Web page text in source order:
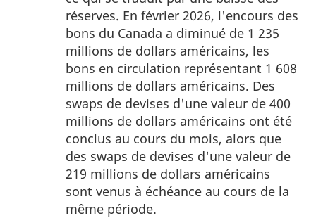
réserves. En février 2026, l'encours des
bons du Canada a diminué de 1 235
millions de dollars américains, les
bons en circulation représentant 1 608
millions de dollars américains. Des
swaps de devises d'une valeur de 400
millions de dollars américains ont été
conclus au cours du mois, alors que
des swaps de devises d'une valeur de
219 millions de dollars américains
sont venus à échéance au cours de la
même période.